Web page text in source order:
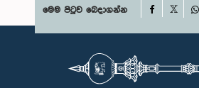
මෙම පිටුව බෙදාගන්න Facebook